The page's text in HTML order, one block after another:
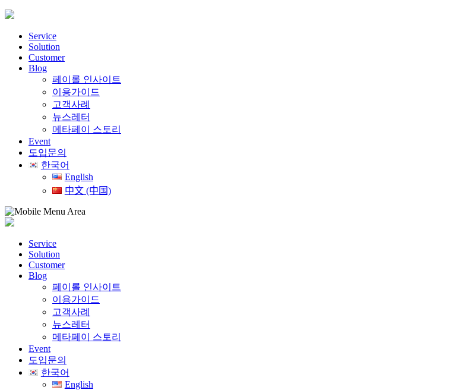
Skip
contentService
Solution
Customer
Blog
페이롤 인사이트
이용가이드
고객사례
뉴스레터
메타페이 스토리
Event
도입문의
한국어
English
中文 (中国)
Service
Solution
Customer
Blog
페이롤 인사이트
이용가이드
고객사례
뉴스레터
메타페이 스토리
Event
도입문의
한국어
English